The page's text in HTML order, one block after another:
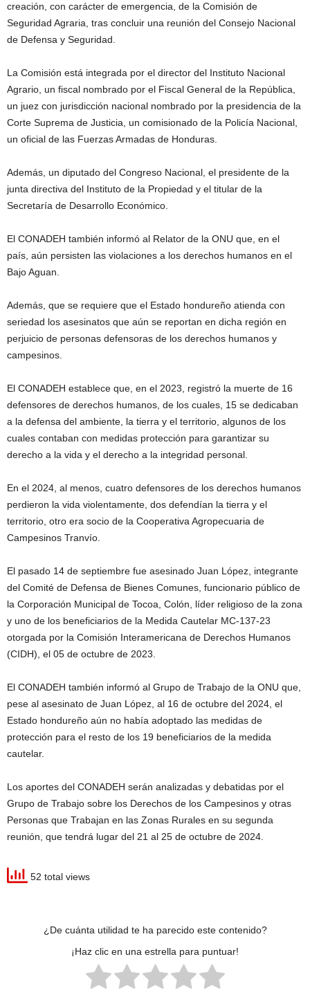
creación, con carácter de emergencia, de la Comisión de
Seguridad Agraria, tras concluir una reunión del Consejo Nacional
de Defensa y Seguridad.
La Comisión está integrada por el director del Instituto Nacional
Agrario, un fiscal nombrado por el Fiscal General de la República,
un juez con jurisdicción nacional nombrado por la presidencia de la
Corte Suprema de Justicia, un comisionado de la Policía Nacional,
un oficial de las Fuerzas Armadas de Honduras.
Además, un diputado del Congreso Nacional, el presidente de la
junta directiva del Instituto de la Propiedad y el titular de la
Secretaría de Desarrollo Económico.
El CONADEH también informó al Relator de la ONU que, en el
país, aún persisten las violaciones a los derechos humanos en el
Bajo Aguan.
Además, que se requiere que el Estado hondureño atienda con
seriedad los asesinatos que aún se reportan en dicha región en
perjuicio de personas defensoras de los derechos humanos y
campesinos.
El CONADEH establece que, en el 2023, registró la muerte de 16
defensores de derechos humanos, de los cuales, 15 se dedicaban
a la defensa del ambiente, la tierra y el territorio, algunos de los
cuales contaban con medidas protección para garantizar su
derecho a la vida y el derecho a la integridad personal.
En el 2024, al menos, cuatro defensores de los derechos humanos
perdieron la vida violentamente, dos defendían la tierra y el
territorio, otro era socio de la Cooperativa Agropecuaria de
Campesinos Tranvío.
El pasado 14 de septiembre fue asesinado Juan López, integrante
del Comité de Defensa de Bienes Comunes, funcionario público de
la Corporación Municipal de Tocoa, Colón, líder religioso de la zona
y uno de los beneficiarios de la Medida Cautelar MC-137-23
otorgada por la Comisión Interamericana de Derechos Humanos
(CIDH), el 05 de octubre de 2023.
El CONADEH también informó al Grupo de Trabajo de la ONU que,
pese al asesinato de Juan López, al 16 de octubre del 2024, el
Estado hondureño aún no había adoptado las medidas de
protección para el resto de los 19 beneficiarios de la medida
cautelar.
Los aportes del CONADEH serán analizadas y debatidas por el
Grupo de Trabajo sobre los Derechos de los Campesinos y otras
Personas que Trabajan en las Zonas Rurales en su segunda
reunión, que tendrá lugar del 21 al 25 de octubre de 2024.
52 total views
¿De cuánta utilidad te ha parecido este contenido?
¡Haz clic en una estrella para puntuar!